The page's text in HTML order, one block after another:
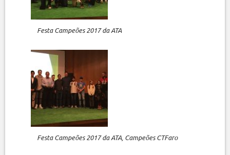
Festa Campeões 2017 da ATA
Festa Campeões 2017 da ATA, Campeões CTFaro